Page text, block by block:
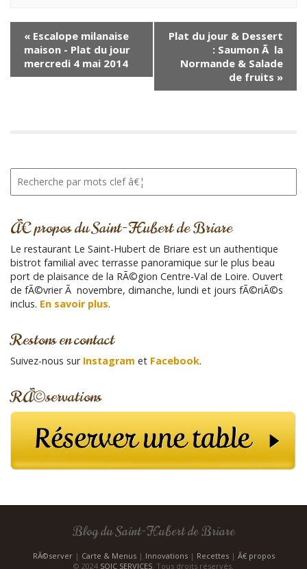
N
i
o
Ã
‰
v
Ã
¨
n
e
e
n
t
« Escalope milanaise
maison - Plat du jour
mercredi 4 mai 2014
Plat du jour & Dessert
: Saumon Ã la
Normande & Salade
de fruits »
e
c
h
e
p
o
r
Ã€ propos du Saint-Hubert de Briare
Le restaurant Le Saint-Hubert de Briare est un authentique
bistrot familial avec terrasse panoramique sur le plus beau
port de plaisance de la RÃ©gion Centre-Val de Loire. Ouvert
de fÃ©vrier Ã novembre, dimanche, lundi et jours fÃ©riÃ©s
inclus. En savoir plus.
Restons en contact
Suivez-nous sur Instagram et Facebook.
RÃ©servations
Blog du Saint-Hubert de Briare
RÃ©server| Carte & Menus| Innovations| Recettes| Ã€ propos
© 2024 SOIC SERVICES . Tous droits réservés.